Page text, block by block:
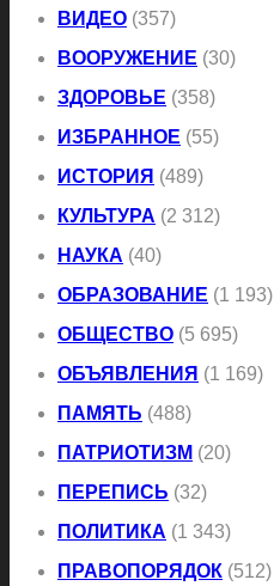
ВИДЕО (357)
ВООРУЖЕНИЕ (30)
ЗДОРОВЬЕ (358)
ИЗБРАННОЕ (55)
ИСТОРИЯ (489)
КУЛЬТУРА (2 312)
НАУКА (40)
ОБРАЗОВАНИЕ (1 193)
ОБЩЕСТВО (5 695)
ОБЪЯВЛЕНИЯ (1 169)
ПАМЯТЬ (488)
ПАТРИОТИЗМ (20)
ПЕРЕПИСЬ (32)
ПОЛИТИКА (1 343)
ПРАВОПОРЯДОК (512)